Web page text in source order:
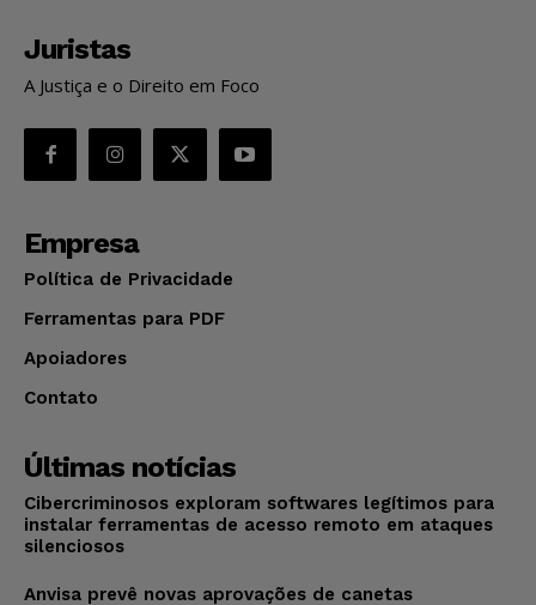
Juristas
A Justiça e o Direito em Foco
Empresa
Política de Privacidade
Ferramentas para PDF
Apoiadores
Contato
Últimas notícias
Cibercriminosos exploram softwares legítimos para
instalar ferramentas de acesso remoto em ataques
silenciosos
Anvisa prevê novas aprovações de canetas